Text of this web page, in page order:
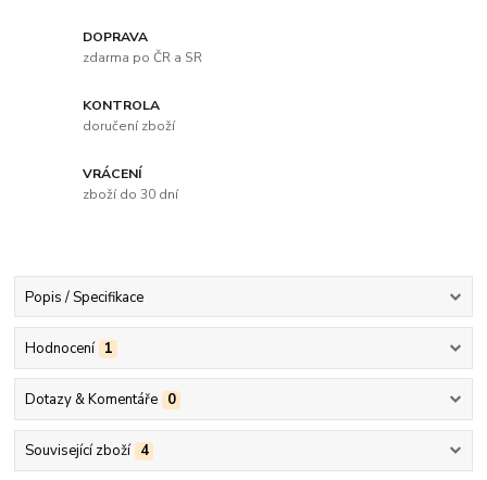
DOPRAVA
zdarma po ČR a SR
KONTROLA
doručení zboží
VRÁCENÍ
zboží do 30 dní
Popis / Specifikace
Hodnocení 1
Dotazy & Komentáře 0
Související zboží 4